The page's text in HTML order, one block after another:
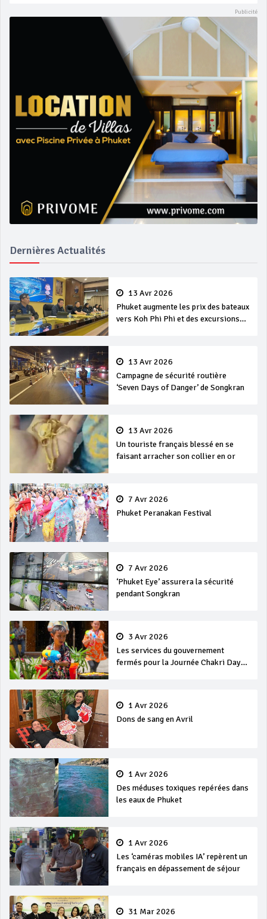
Dernières Actualités
13 Avr 2026
Phuket augmente les prix des bateaux
vers Koh Phi Phi et des excursions
13 Avr 2026
Campagne de sécurité routière
‘Seven Days of Danger’ de Songkran
13 Avr 2026
Un touriste français blessé en se
faisant arracher son collier en or
7 Avr 2026
Phuket Peranakan Festival
7 Avr 2026
‘Phuket Eye’ assurera la sécurité
pendant Songkran
3 Avr 2026
Les services du gouvernement
fermés pour la Journée Chakri Day
1 Avr 2026
Dons de sang en Avril
1 Avr 2026
Des méduses toxiques repérées dans
les eaux de Phuket
1 Avr 2026
Les ‘caméras mobiles IA’ repèrent un
français en dépassement de séjour
31 Mar 2026